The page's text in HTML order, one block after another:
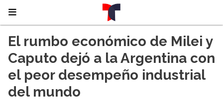
El rumbo económico de Milei y
Caputo dejó a la Argentina con
el peor desempeño industrial
del mundo